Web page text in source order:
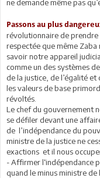
ne demande même pas
Passons au plus
révolutionnaire de
respectée que même
savoir notre appareil
comme un des systèmes
de la justice, de l’égalité
les valeurs de base
révoltés.
Le chef du gouvernement
se défiler devant une
de l’indépendance du
ministre de la justice ne
exactions et il nous
- Affirmer l‘indépendance
quand le minus ministre